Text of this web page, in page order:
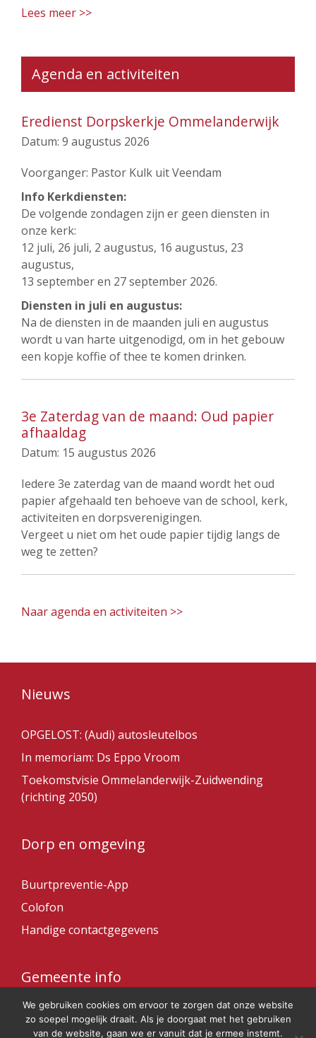
Lees meer >>
Agenda en activiteiten
Eredienst Dorpskerkje Ommelanderwijk
Datum: 9 augustus 2026
Voorganger: Pastor Kulk uit Veendam
Info Kerkdiensten:
De volgende zondagen zijn er geen diensten in
onze kerk:
12 juli, 26 juli, 2 augustus, 16 augustus, 23
augustus,
13 september en 27 september 2026.
Diensten in juli en augustus:
Na de diensten in de maanden juli en augustus
wordt u van harte uitgenodigd, om in het gebouw
een kopje koffie of thee te komen drinken.
3e Zaterdag van de maand: Oud papier
afhaaldag
Datum: 15 augustus 2026
Iedere 3e zaterdag van de maand wordt het oud
papier afgehaald ten behoeve van de school, kerk,
activiteiten en dorpsverenigingen.
Vergeet u niet om het oude papier tijdig langs de
weg te zetten?
Naar agenda en activiteiten >>
Nieuws
OPGELOST: (Audi) autosleutelbos
In memoriam: Ds Eppo Vroom
Toekomstvisie Ommelanderwijk-Zuidwending
(richting 2050)
Dorp en omgeving
Buurtpreventie-App
Colofon
Handige contactgegevens
Gemeente info
Gemeente Veendam
We gebruiken cookies om ervoor te zorgen dat onze website
zo soepel mogelijk draait. Als je doorgaat met het gebruiken
van de website, gaan we er vanuit dat je ermee instemt.